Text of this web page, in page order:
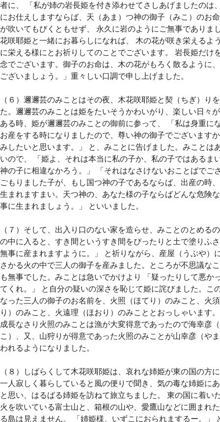
者に、 「私が姉の岩長姫を付き添わせてさしあげましたのは
にお仕えしますならば、天（あま）つ神の御子（みこ）のお
が吹いてもびくともせず、 永久に岩のようにご無事でありま
花咲耶姫と一緒にお暮らしになれば、 木の花が咲き栄えるよ
に栄える様にとお祈りしてのことでございます。 岩長姫だけ
念でございます。御子のお命は、木の花がもろく散るように
ございましょう。」重々しい口調で申し上げました。
（６）邇邇芸のみことはその夜、木花咲耶姫と契（ちぎ）り
た。邇邇芸のみことは姫をたいそうかわいがり、楽しい日々
ある時、姫が邇邇芸のみことの御前に参って、 「私は身重に
お産をする時になりましたので、尊い神の御子でございます
みしたいと思います。」 と、みことに告げました。みことは
いので、 「姫よ、それは本当に私の子か、私の子ではあるま
神の子に相違なかろう。」 「それはなさけないおことばでご
ごもりました子が、もし国つ神の子であるならば、出産の時
生まれますまい。天つ神の、あなた様の子ならばどんな危険
事に生まれましょう。」 といいました。
（７）そして、出入り口のない家を造らせ、みことのとめる
の中に入ると、すき間というすき間をぴったりと土で塗りふ
無事に産まれますように。」 と祈りながら、産屋（うぶや）
さかる火の中で三人の御子を産みました。ところが不思議な
も無事でした。みことは急いでかけより 「疑ったりして悪か
てくれ。」 と自分の疑いの深さを恥じて姫に詫びました。こ
なった三人の御子のお名前を、火照（ほてり）のみこと、火
り）のみこと、火遠理（ほおり）のみこととおっしゃいます
成長なさり火照のみことは漁が大変得意であったので海幸彦
こ）、又、山狩りが得意であった火照のみことが山幸彦（や
われるようになりました。
（８）しばらくして木花咲耶姫は、哀れな姉姫が東の国の方
一人寂しく暮らしていると風の便りで聞き、気の毒な姉姫に
と思い、はるばる姉姫を訪ねて旅立ちました。 東の国に着い
火を吹いている富士山と、箱根の山や、愛鷹山などに囲まれ
る島は見えません。 「姉姫様、いずこにおられまするー。」